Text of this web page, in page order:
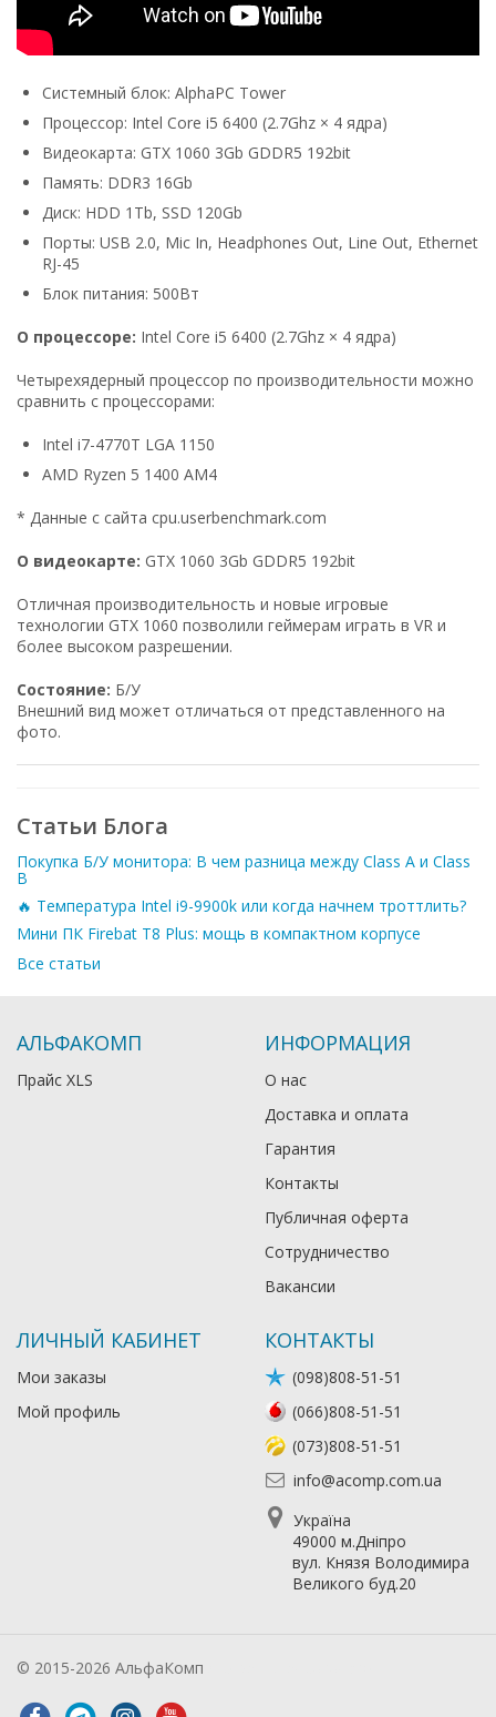
Системный блок: AlphaPC Tower
Процессор: Intel Core i5 6400 (2.7Ghz × 4 ядра)
Видеокарта: GTX 1060 3Gb GDDR5 192bit
Память: DDR3 16Gb
Диск: HDD 1Tb, SSD 120Gb
Порты: USB 2.0, Mic In, Headphones Out, Line Out, Ethernet
RJ-45
Блок питания: 500Вт
О процессоре: Intel Core i5 6400 (2.7Ghz × 4 ядра)
Четырехядерный процессор по производительности можно
сравнить с процессорами:
Intel i7-4770T LGA 1150
AMD Ryzen 5 1400 AM4
* Данные с сайта cpu.userbenchmark.com
О видеокарте: GTX 1060 3Gb GDDR5 192bit
Отличная производительность и новые игровые
технологии GTX 1060 позволили геймерам играть в VR и
более высоком разрешении.
Состояние: Б/У
Внешний вид может отличаться от представленного на
фото.
Статьи Блога
Покупка Б/У монитора: В чем разница между Class A и Class
B
🔥 Температура Intel i9-9900k или когда начнем троттлить?
Мини ПК Firebat T8 Plus: мощь в компактном корпусе
Все статьи
АЛЬФАКОМП
Прайс XLS
ИНФОРМАЦИЯ
О нас
Доставка и оплата
Гарантия
Контакты
Публичная оферта
Сотрудничество
Вакансии
ЛИЧНЫЙ КАБИНЕТ
Мои заказы
Мой профиль
КОНТАКТЫ
(098)808-51-51
(066)808-51-51
(073)808-51-51
info@acomp.com.ua
Україна
49000 м.Дніпро
вул. Князя Володимира
Великого буд.20
© 2015-2026 АльфаКомп